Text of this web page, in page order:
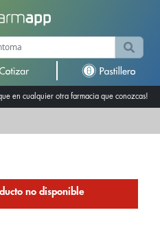
en cualquier otra farmacia que conozcas!
no disponible